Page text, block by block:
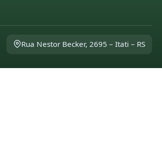
Rua Nestor Becker, 2695 – Itati – RS